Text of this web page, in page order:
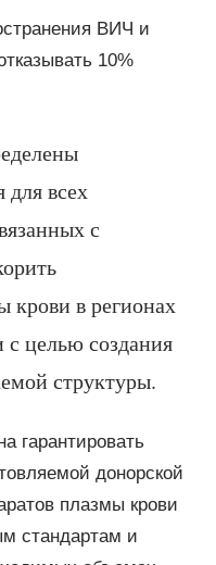
ВИЧ и
10%
для всех
с
крови в регионах
с целью создания
структуры.
гарантировать
донорской
плазмы крови
стандартам и